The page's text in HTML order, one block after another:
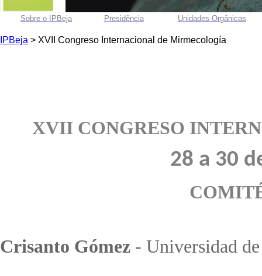
Sobre o IPBeja Presidência Unidades Orgânicas
IPBeja > XVII Congreso Internacional de Mirmecología
XVII CONGRESO
28 a 30
Crisanto Gómez - Universidad